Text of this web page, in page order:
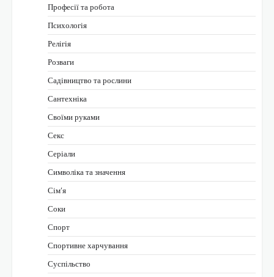
Професії та робота
Психологія
Релігія
Розваги
Садівництво та рослини
Сантехніка
Своїми руками
Секс
Серіали
Символіка та значення
Сім’я
Соки
Спорт
Спортивне харчування
Суспільство